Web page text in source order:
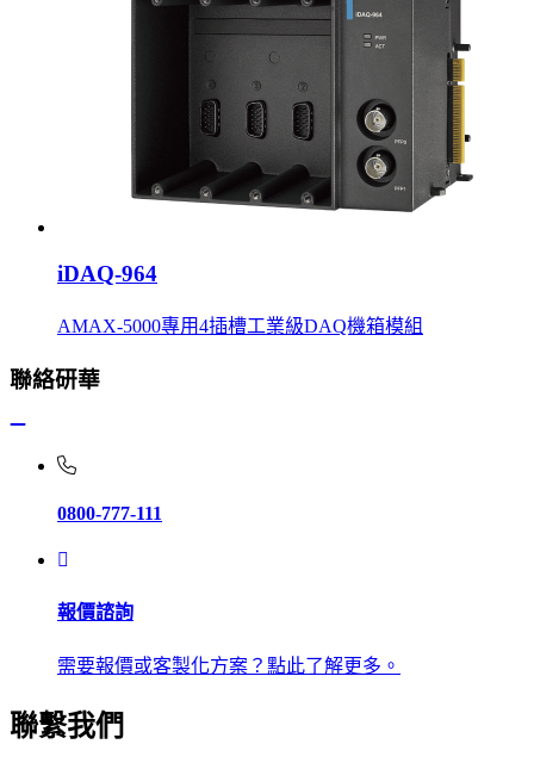
iDAQ-964
AMAX-5000專用4插槽工業級DAQ機箱模組
聯絡研華
0800-777-111
報價諮詢
需要報價或客製化方案？點此了解更多。
聯繫我們